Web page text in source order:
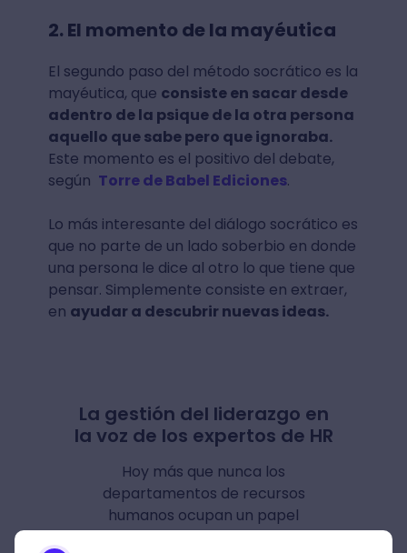
2. El momento de la mayéutica
El segundo paso del método socrático es la
mayéutica, que consiste en sacar desde
adentro de la psique de la otra persona
aquello que sabe pero que ignoraba.
Este momento es el positivo del debate,
según Torre de Babel Ediciones.
Lo más interesante del diálogo socrático es
que no parte de un lado soberbio en donde
una persona le dice al otro lo que tiene que
pensar. Simplemente consiste en extraer,
en ayudar a descubrir nuevas ideas.
La gestión del liderazgo en
la voz de los expertos de HR
Hoy más que nunca los
departamentos de recursos
humanos ocupan un papel
protagónico y crucial para el éxito de